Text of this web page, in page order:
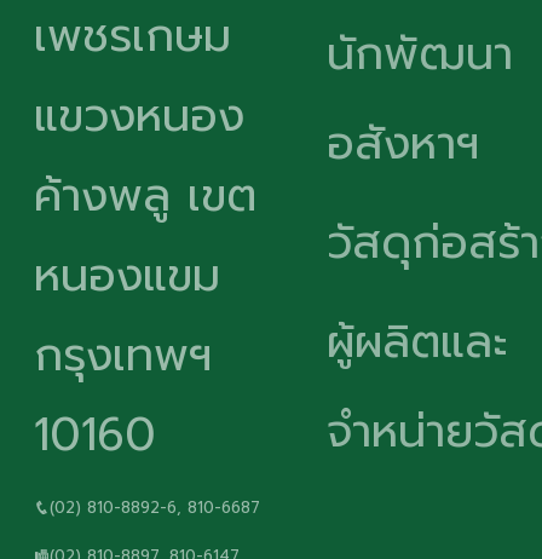
เพชรเกษม
แขวงหนอง
ค้างพลู เขต
หนองแขม
กรุงเทพฯ
10160
(02) 810-8892-6, 810-6687
นักพัฒนา
อสังหาฯ
วัสดุก่อสร้
ผู้ผลิตและ
จำหน่ายวั